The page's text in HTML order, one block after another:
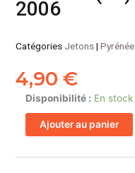
2006
Catégories Jetons|
4,90€
Disponibilité : En stock
quantité
de
Jeton
Salses
Ajouter au panier